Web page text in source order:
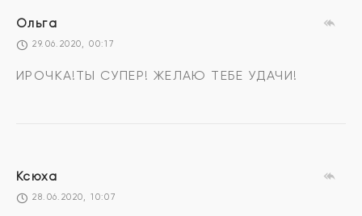
Ольга
29.06.2020, 00:17
ИРОЧКА!ТЫ СУПЕР! ЖЕЛАЮ ТЕБЕ УДАЧИ!
Ксюха
28.06.2020, 10:07